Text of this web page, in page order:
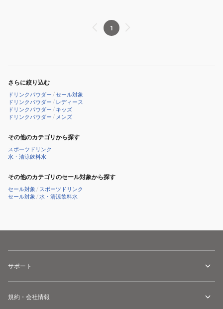
ボ
ト
ネ
ャ
1
さらに絞り込む
ドリンクパウダー /セール対象
ドリンクパウダー / レディース
ドリンクパウダー / キッズ
ドリンクパウダー / メンズ
その他のカテゴリから探す
スポーツドリンク
水・清涼飲料水
その他のカテゴリのセール対象から探す
セール対象 / スポーツドリンク
セール対象 /水・清涼飲料水
サポート
規約・会社情報